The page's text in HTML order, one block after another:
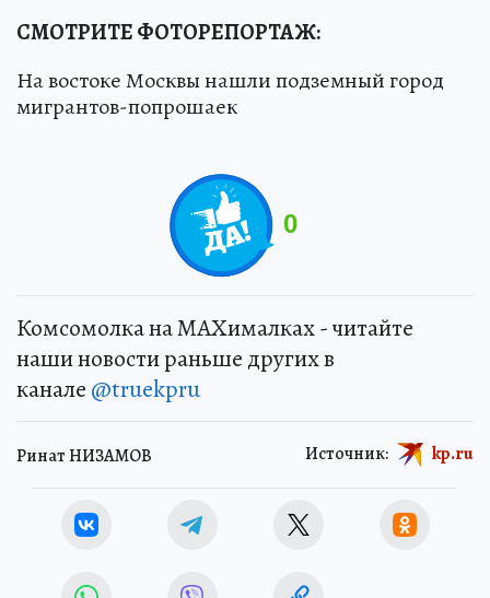
СМОТРИТЕ ФОТОРЕПОРТАЖ:
На востоке Москвы нашли подземный город
мигрантов-попрошаек
0
Комсомолка на MAXималках - читайте
наши новости раньше других в
канале @truekpru
Ринат НИЗАМОВ Источник: kp.ru